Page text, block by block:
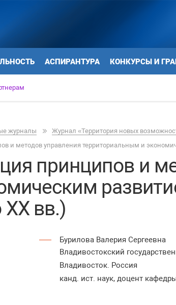
АСПИРАНТУРА КОНКУРСЫ И
журналы Журнал «Территория новых
и методов управления территориальным и
принципов и
ХХ вв.)
Бурилова Валерия Сергеевна
Владивостокский
Владивосток. Россия
канд. ист. наук, доцент